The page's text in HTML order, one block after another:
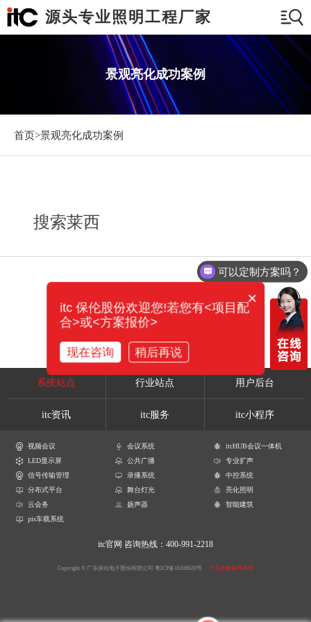
源头专业照明工程厂家
景观亮化成功案例
首页>景观亮化成功案例
搜索莱西
系统站点 行业站点 用户后台
itc资讯 itc服务 itc小程序
视频会议 会议系统
itcHUB会议一体机
LED显示屏
公共广播
专业扩声
信号传输管理
录播系统
中控系统
分布式平台
舞台灯光
亮化照明
云会务
扬声器
智能建筑
pis车载系统
itc官网 咨询热线：400-991-2218
Copyright © 广东保伦电子股份有限公司 粤ICP备16106620号 产品参数解释声明
可以定制方案吗？
×
itc 保伦股份欢迎您!若您有<项目配
合>或<方案报价>
现在咨询 稍后再说